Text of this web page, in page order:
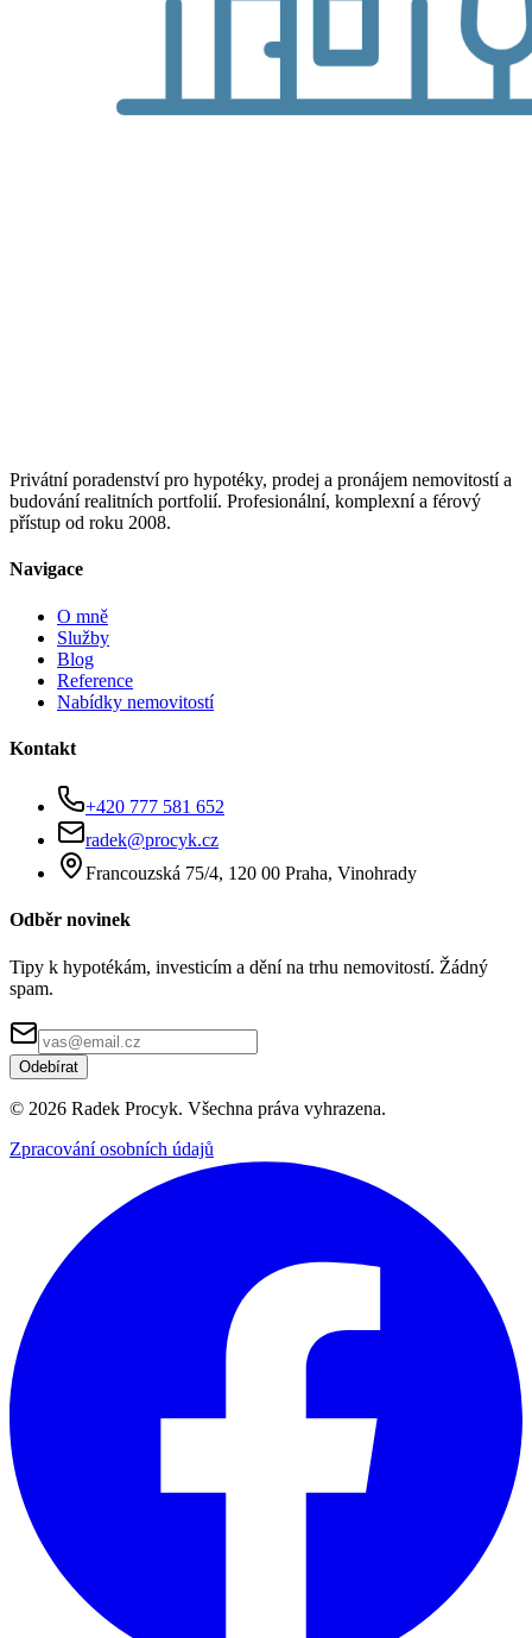
Privátní poradenství pro hypotéky, prodej a pronájem nemovitostí a
budování realitních portfolií. Profesionální, komplexní a férový
přístup od roku 2008.
Navigace
O mně
Služby
Blog
Reference
Nabídky nemovitostí
Kontakt
+420 777 581 652
radek@procyk.cz
Francouzská 75/4, 120 00 Praha, Vinohrady
Odběr novinek
Tipy k hypotékám, investicím a dění na trhu nemovitostí. Žádný
spam.
Odebírat
© 2026 Radek Procyk. Všechna práva vyhrazena.
Zpracování osobních údajů